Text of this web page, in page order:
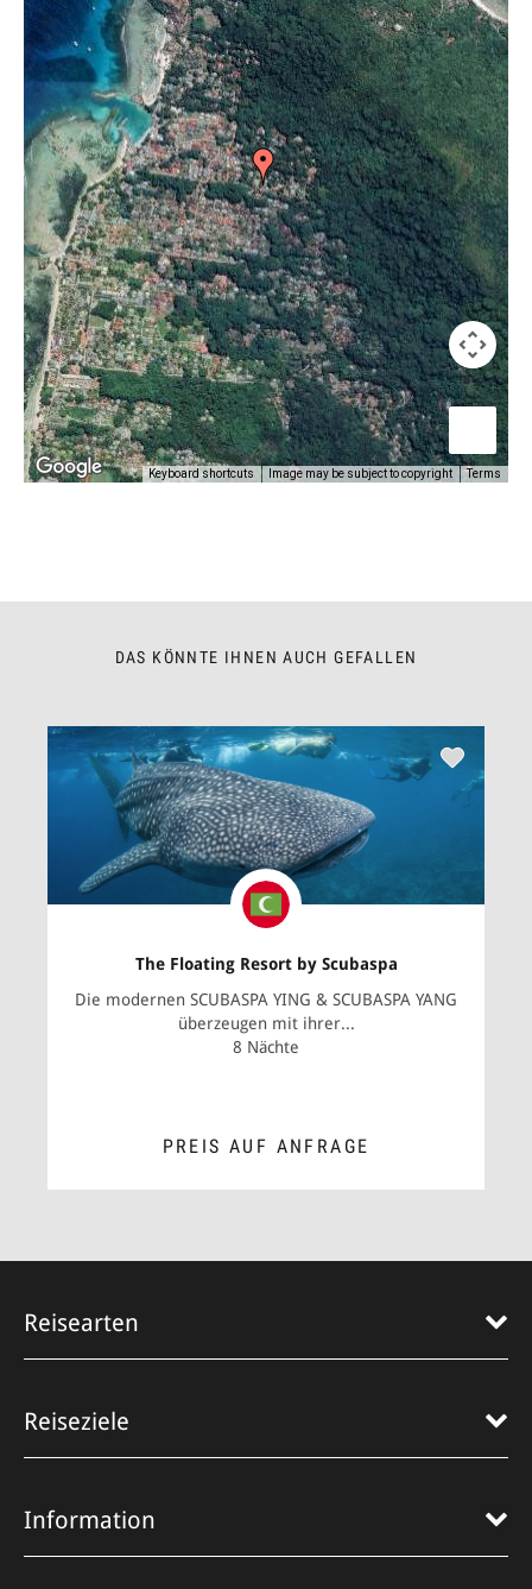
Keyboard shortcuts Image may be subject to copyright Terms
DAS KÖNNTE IHNEN AUCH GEFALLEN
The Floating Resort by Scubaspa
Die modernen SCUBASPA YING & SCUBASPA YANG
überzeugen mit ihrer...
8 Nächte
PREIS AUF ANFRAGE
Reisearten
Reiseziele
Information